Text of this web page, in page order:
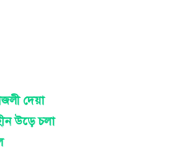
দেয়া
উড়ে চলা